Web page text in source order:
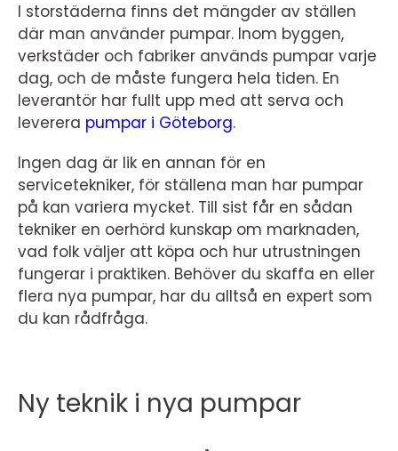
I storstäderna finns det mängder av ställen
där man använder pumpar. Inom byggen,
verkstäder och fabriker används pumpar varje
dag, och de måste fungera hela tiden. En
leverantör har fullt upp med att serva och
leverera pumpar i Göteborg.
Ingen dag är lik en annan för en
servicetekniker, för ställena man har pumpar
på kan variera mycket. Till sist får en sådan
tekniker en oerhörd kunskap om marknaden,
vad folk väljer att köpa och hur utrustningen
fungerar i praktiken. Behöver du skaffa en eller
flera nya pumpar, har du alltså en expert som
du kan rådfråga.
Ny teknik i nya pumpar